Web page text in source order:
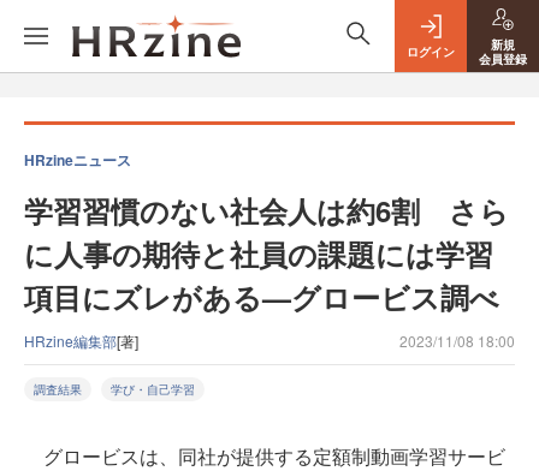
ログイン
新規
会員登録
HRzineニュース
学習習慣のない社会人は約6割 さら
に人事の期待と社員の課題には学習
項目にズレがある—グロービス調べ
HRzine編集部[著] 2023/11/08 18:00
調査結果 学び・自己学習
グロービスは、同社が提供する定額制動画学習サービ